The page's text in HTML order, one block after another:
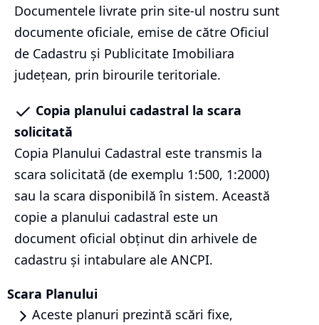
Documentele livrate prin site-ul nostru sunt
documente oficiale, emise de către Oficiul
de Cadastru și Publicitate Imobiliara
județean, prin birourile teritoriale.
Copia planului cadastral la scara
solicitată
Copia Planului Cadastral este transmis la
scara solicitată (de exemplu 1:500, 1:2000)
sau la scara disponibilă în sistem. Această
copie a planului cadastral este un
document oficial obținut din arhivele de
cadastru și intabulare ale ANCPI.
Scara Planului
Aceste planuri prezintă scări fixe,